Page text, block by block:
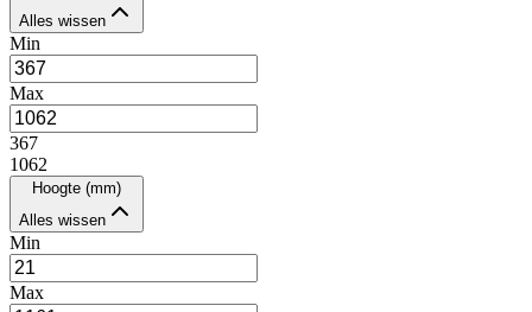
Alles wissen
Min
Max
367
1062
Hoogte (mm)
Alles wissen
Min
Max